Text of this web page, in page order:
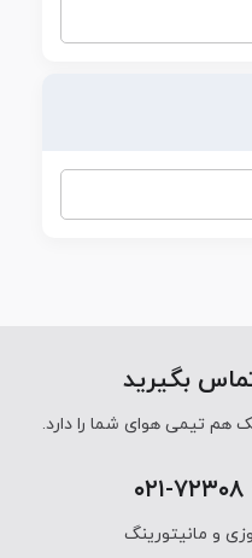
بگیرید
تیمی هوای شما را دارد.